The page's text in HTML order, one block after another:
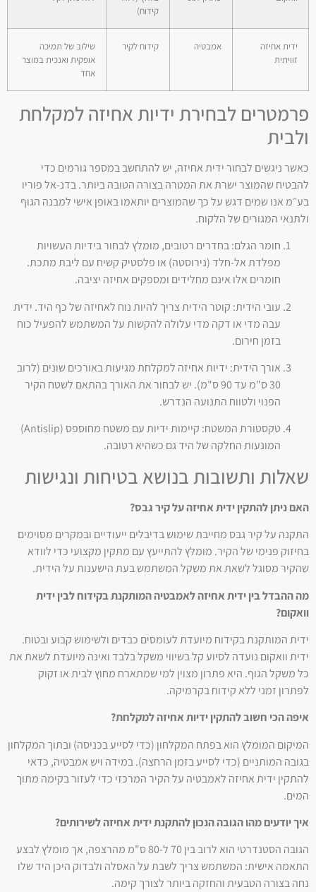
קידוח)
ידית אחיזה
זוויתית
אמבטיה קידוח לקיר
שילוב של תמיכה
אופקית ואנכית במוצר
אחד
פרמטרים לבחירת ידיות אחיזה למקלחת
ולבית
כאשר ניגשים לבחור ידית אחיזה, יש להתחשב במספר גורמים כדי
להבטיח שהמוצר ישרת את המטרה בצורה הטובה ביותר. בדנ-אל פוריו
בע״מ אנו שמים דגש על כך שהמוצרים יותאמו באופן אישי למבנה הגוף
ולתנאי המגורים של הלקוח.
חומר הגלם: בחדרים רטובים, מומלץ לבחור בידיות העשויות
מפלדת אל-חלד (נירוסטה) או פלסטיק קשיח עם ליבת מתכת.
חומרים אלו אינם מחלידים ומספקים אחיזה יציבה.
עובי הידית: קוטר הידית צריך להיות נוח לאחיזה של כף היד. ידית
עבה מדי או דקה מדי עלולה להקשות על המשתמש להפעיל כוח
בזמן חירום.
אורך הידית: ידיות אחיזה למקלחת מגיעות באורכים שונים (לרוב
30 ס"מ עד 90 ס"מ). יש לבחור את האורך בהתאם לשטח הקיר
הפנוי ולטווח התנועה הנדרש.
טקסטורת המשטח: קיימות ידיות עם משטח מחוספס (Antislip)
המונעות החלקה של היד גם כשהיא רטובה.
שאלות ותשובות בנושא בטיחות ונגישות
האם ניתן להתקין ידית אחיזה על קיר גבס?
התקנה על קיר גבס מחייבת שימוש בדיבלים ייעודיים ובמקרים מסוימים
בחיזוק פנימי של הקיר. מומלץ להתייעץ עם מתקין מקצועי כדי לוודא
שהקיר מסוגל לשאת את משקל המשתמש בעת הישענות על הידית.
מה ההבדל בין ידית אחיזה לאמבטיה המותקנת בקידוח לבין ידית
וואקום?
ידית המותקנת בקידוח מיועדת לעומסים כבדים ולשימוש קבוע ובטוח.
ידית וואקום נועדה לסיוע קל בשיווי משקל בלבד ואינה מיועדת לשאת את
כל משקל הגוף. היא פתרון מצוין למי שמתארח מחוץ לבית או זקוק
לפתרון זמני ללא קידוח בקרמיקה.
איפה הכי חשוב להתקין ידיות אחיזה למקלחת?
המיקום המומלץ הוא בפתח המקלחון (כדי לסייע בכניסה) ובתוך המקלחון
בגובה המותניים (כדי לסייע בזמן הרחצה). במידה ויש אמבטיה, כדאי
להתקין ידית אחיזה לאמבטיה על הקיר המרכזי כדי לעזור בקימה מתוך
המים.
איך יודעים מהו הגובה הנכון להתקנת ידית אחיזה לשירותים?
הגובה הסטנדרטי הוא לרוב בין 70 ל-80 ס"מ מהרצפה, אך מומלץ לבצע
התאמה אישית: המשתמש צריך לשבת על האסלה ולבדוק היכן היד שלו
נחה בצורה הטבעית והחזקה ביותר לצורך קימה.